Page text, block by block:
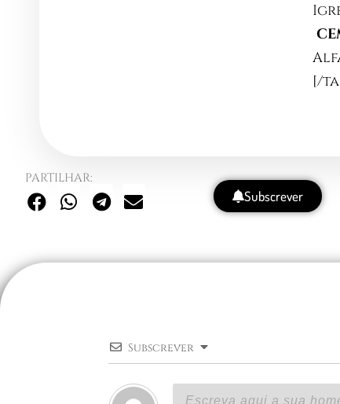
[/
PARTILHAR:
Subscrever
Subscrever